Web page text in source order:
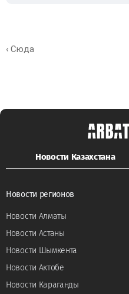
‹ Сюда
Новости Казахстана
Новости регионов
Новости Алматы
Новости Астаны
Новости Шымкента
Новости Актобе
Новости Караганды